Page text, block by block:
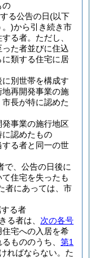
の
る公告の日(以下
。)から引き続き市
る者。 ただし、
た者並びに住込
類する住宅に居
別世帯を構成す
再開発事業の施
長が特に認めた
事業の施行地区
認めたもの
する者と同一の世
で、公告の日後に
住宅を失ったも
者にあっては、市
る者
る者は、 次の各号
宅への入居を希
もののうち、 第1
ればならない。 た